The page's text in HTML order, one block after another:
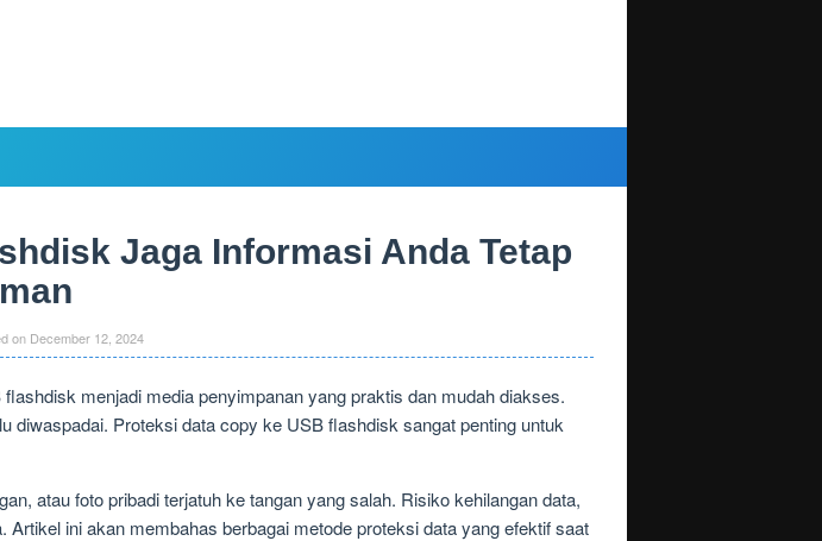
Jaga Informasi Anda Tetap
on December 12, 2024
menjadi media penyimpanan yang praktis dan mudah diakses.
diwaspadai. Proteksi data copy ke USB flashdisk sangat penting untuk
atau foto pribadi terjatuh ke tangan yang salah. Risiko kehilangan data,
ini akan membahas berbagai metode proteksi data yang efektif saat